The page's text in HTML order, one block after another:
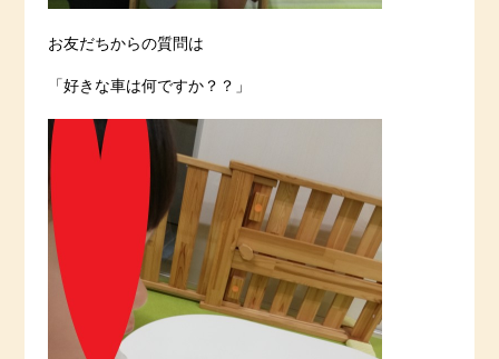
お友だちからの質問は
「好きな車は何ですか？？」